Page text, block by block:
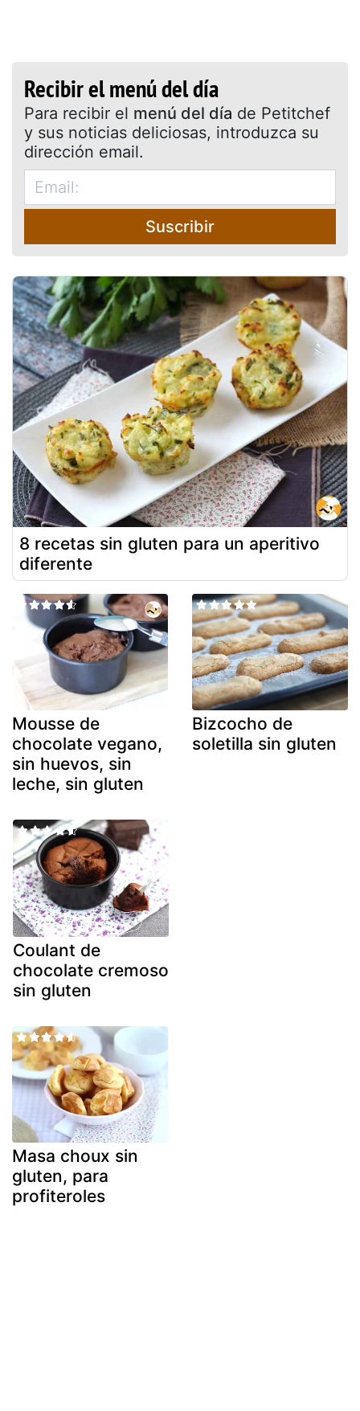
Recibir el menú del día
Para recibir el menú del día de Petitchef
y sus noticias deliciosas, introduzca su
dirección email.
Suscribir
8 recetas sin gluten para un aperitivo
diferente
Mousse de
chocolate vegano,
sin huevos, sin
leche, sin gluten
Bizcocho de
soletilla sin gluten
Coulant de
chocolate cremoso
sin gluten
Masa choux sin
gluten, para
profiteroles